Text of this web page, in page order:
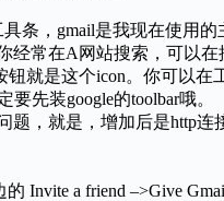
条，gmail是我现在使用
经常在A网站搜索，可以
就是这个icon。你可以
先装google的toolbar哦。
题，就是，增加后是http
的 Invite a friend –>Give